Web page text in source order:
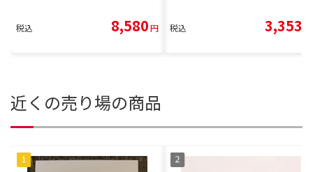
税込 8,580円 税込 3,353
近くの売り場の商品